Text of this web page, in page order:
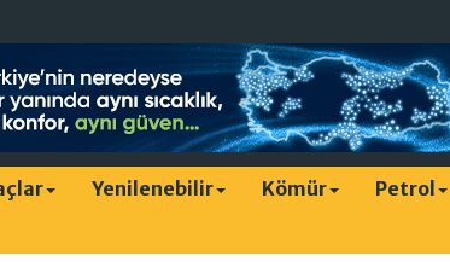
Yenilenebilir Kömür Petrol